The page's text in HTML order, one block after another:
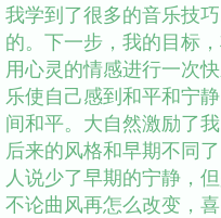
我学到了很多的音乐技
的。下一步，我的目标
用心灵的情感进行一次
乐使自己感到和平和宁
间和平。大自然激励了
后来的风格和早期不同
人说少了早期的宁静，
不论曲风再怎么改变，